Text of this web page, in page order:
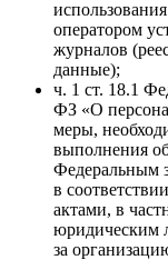
оператором
журналов
данные);
ч. 1 ст. 18.1
ФЗ «О
меры,
выполнения
Федеральным
в
актами, в
юридическим
за